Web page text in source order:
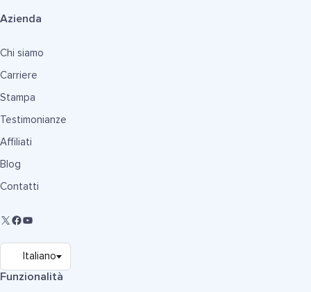
Azienda
Chi siamo
Carriere
Stampa
Testimonianze
Affiliati
Blog
Contatti
Funzionalità